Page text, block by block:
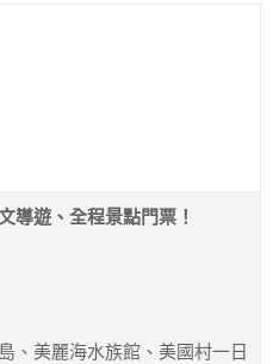
導遊、全程景點門票！
、美麗海水族館、美國村一日